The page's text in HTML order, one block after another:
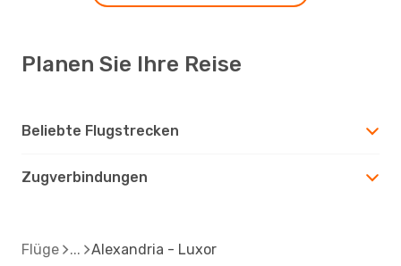
Planen Sie Ihre Reise
Beliebte Flugstrecken
Zugverbindungen
Flüge Alexandria - Luxor